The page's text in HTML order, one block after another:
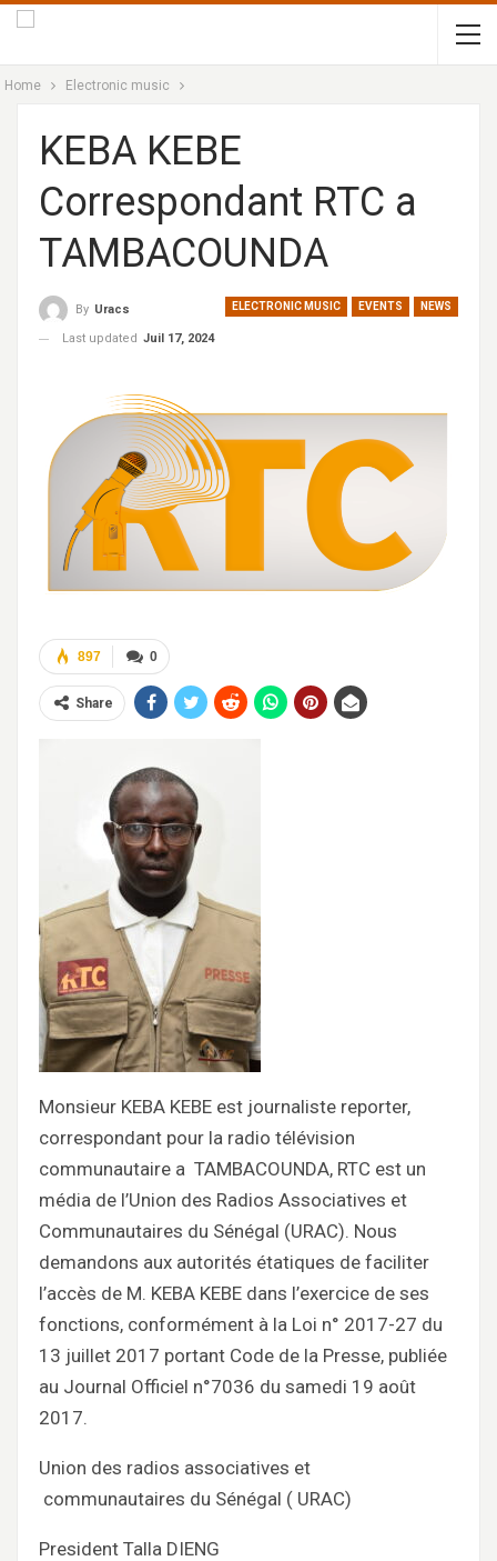
Home Electronic music
KEBA KEBE
Correspondant RTC a
TAMBACOUNDA
ELECTRONIC MUSIC EVENTS NEWS
By Uracs
Last updated Juil 17, 2024
0
897
Share
Monsieur KEBA KEBE est journaliste reporter,
correspondant pour la radio télévision
communautaire a TAMBACOUNDA, RTC est un
média de l’Union des Radios Associatives et
Communautaires du Sénégal (URAC). Nous
demandons aux autorités étatiques de faciliter
l’accès de M. KEBA KEBE dans l’exercice de ses
fonctions, conformément à la Loi n° 2017-27 du
13 juillet 2017 portant Code de la Presse, publiée
au Journal Officiel n°7036 du samedi 19 août
2017.
Union des radios associatives et
communautaires du Sénégal ( URAC)
President Talla DIENG